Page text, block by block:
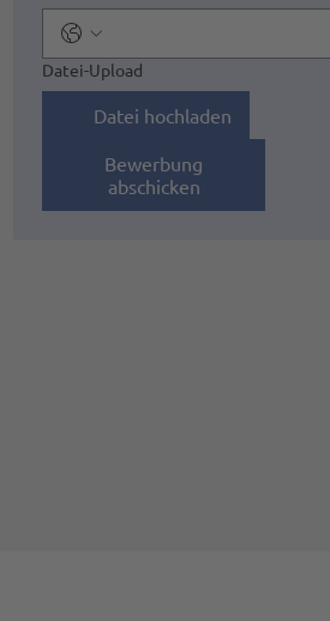
Datei-Upload
Datei hochladen
Bewerbung
abschicken